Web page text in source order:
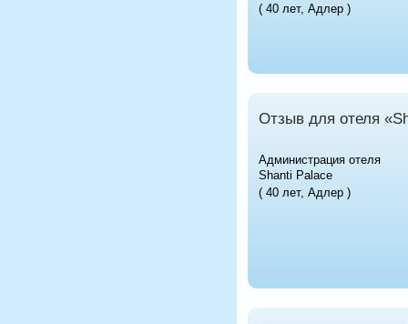
( 40 лет, Адлер )
Отзыв для отеля
Администрация отеля
Shanti Palace
( 40 лет, Адлер )